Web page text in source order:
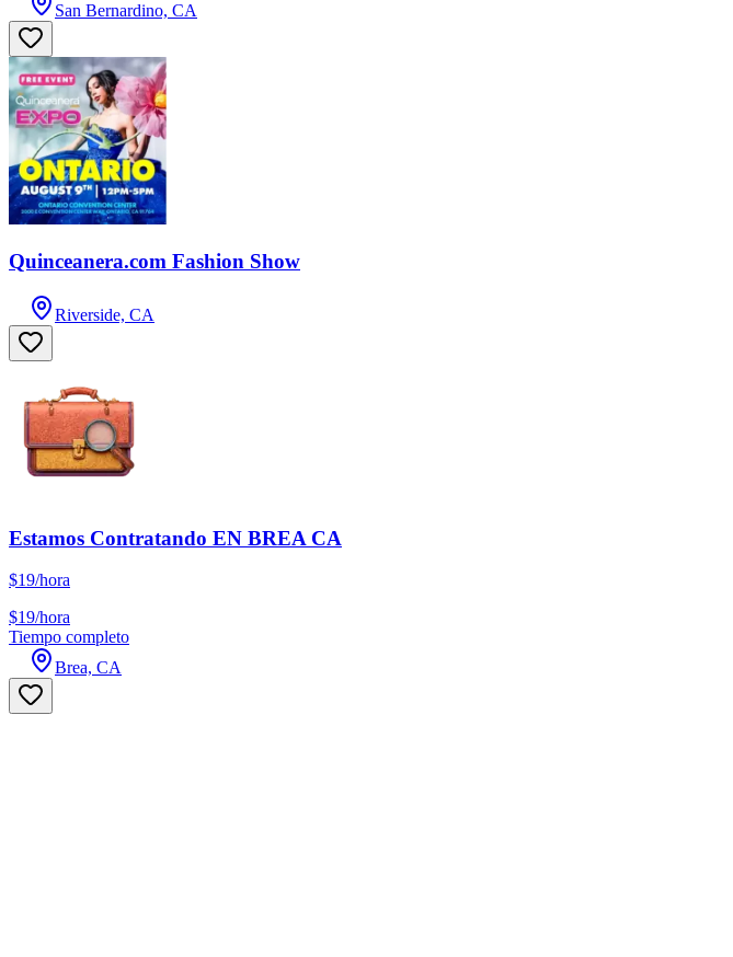
San Bernardino, CA
Quinceanera.com Fashion Show
Riverside, CA
Estamos Contratando EN BREA CA
$19/hora
$19/hora
Tiempo completo
Brea, CA